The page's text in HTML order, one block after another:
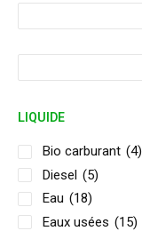
LIQUIDE
Bio carburant (4)
Diesel (5)
Eau (18)
Eaux usées (15)